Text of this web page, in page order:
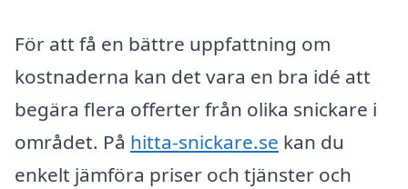
För att få en bättre uppfattning om
kostnaderna kan det vara en bra idé att
begära flera offerter från olika snickare i
området. På hitta-snickare.se kan du
enkelt jämföra priser och tjänster och